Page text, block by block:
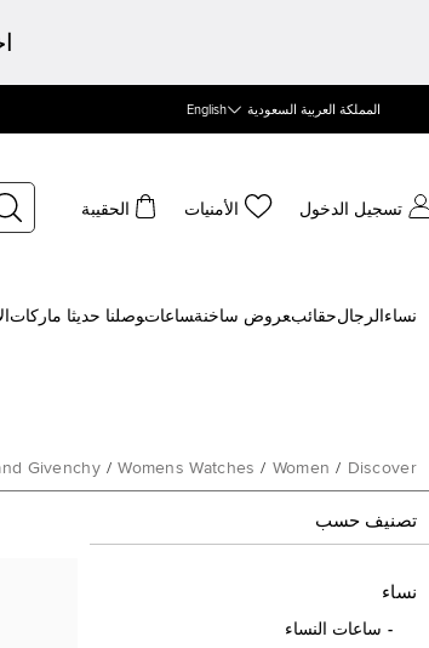
المملكة العربية السعودية English
تسجيل الدخول الأمنيات الحقيبة
نساء الرجالحقائب‍عروض ساخنة‍ساعات‍وصلنا حديثا ‍ ماركات
Discover
/
Women
/
Womens Watches
/
Givenchy
تصنيف حسب
نساء
ساعات النساء